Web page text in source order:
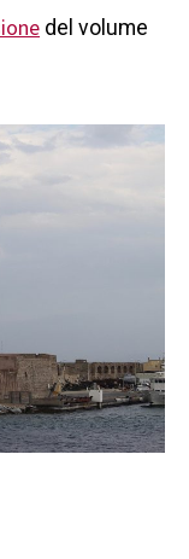
del volume